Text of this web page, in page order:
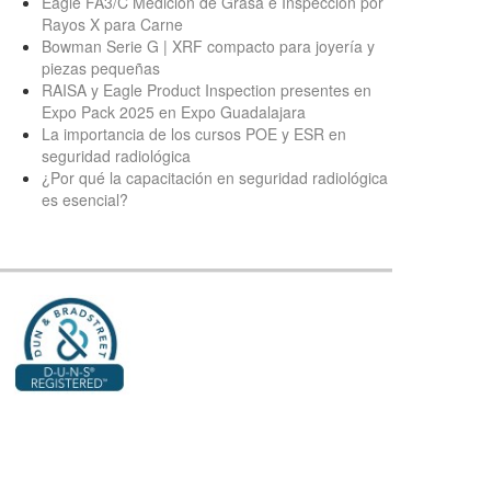
Rayos X para Carne
Bowman Serie G | XRF compacto para joyería y
piezas pequeñas
RAISA y Eagle Product Inspection presentes en
Expo Pack 2025 en Expo Guadalajara
La importancia de los cursos POE y ESR en
seguridad radiológica
¿Por qué la capacitación en seguridad radiológica
es esencial?